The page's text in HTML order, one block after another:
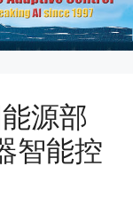
源部
智能控